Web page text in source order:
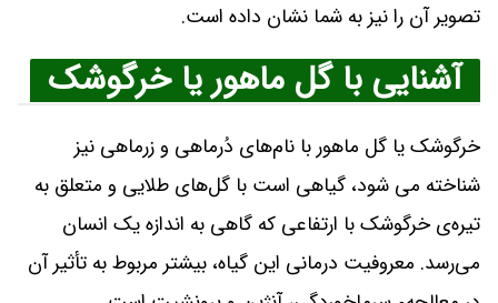
تصویر آن را نیز به شما نشان داده است.
آشنایی با گل ماهور یا خرگوشک
خرگوشک یا گل ماهور با نام‌های دُرماهى و زرماهى نیز
شناخته می شود، گیاهی است با گل‌های طلایی و متعلق به
تیره‌ی خرگوشک با ارتفاعی که گاهی به اندازه یک انسان
می‌رسد. معروفیت درمانی این گیاه، بیشتر مربوط به تأثیر آن